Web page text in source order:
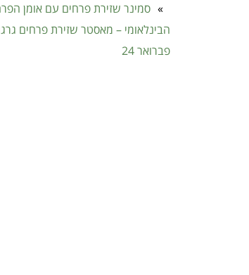
סמינר שזירת פרחים עם אומן
הבינלאומי – מאסטר שזירת פרחים
פברואר 24